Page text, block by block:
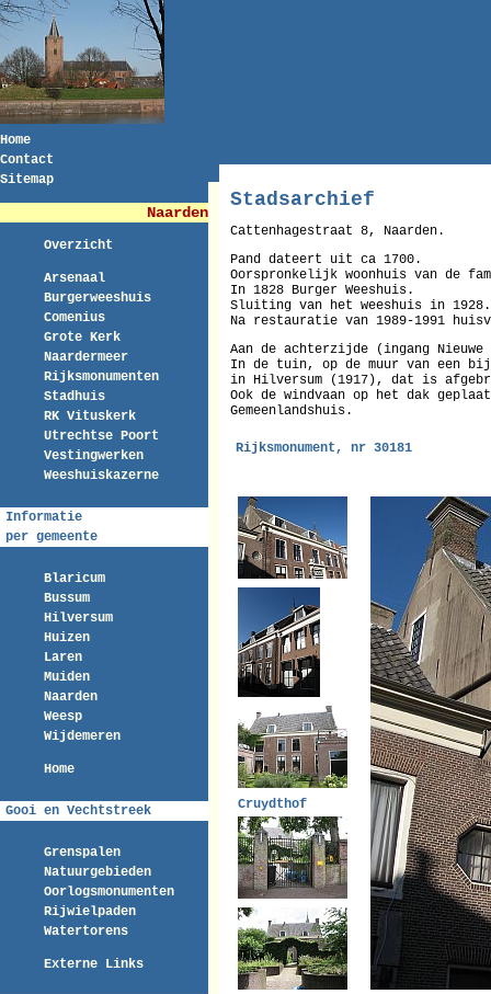
Home
Contact
Sitemap
Naarden
Overzicht
Arsenaal
Burgerweeshuis
Comenius
Grote Kerk
Naardermeer
Rijksmonumenten
Stadhuis
RK Vituskerk
Utrechtse Poort
Vestingwerken
Weeshuiskazerne
Informatie
per gemeente
Blaricum
Bussum
Hilversum
Huizen
Laren
Muiden
Naarden
Weesp
Wijdemeren
Home
Gooi en Vechtstreek
Grenspalen
Natuurgebieden
Oorlogsmonumenten
Rijwielpaden
Watertorens
Externe Links
Stadsarchief
Cattenhagestraat 8, Naarden.
Pand dateert uit ca 1700.
Oorspronkelijk woonhuis van de
In 1828 Burger Weeshuis.
Sluiting van het weeshuis in 1928.
Na restauratie van 1989-1991
Aan de achterzijde (ingang
In de tuin, op de muur van een
in Hilversum (1917), dat is
Ook de windvaan op het dak
Gemeenlandshuis.
Rijksmonument, nr 30181
Cruydthof